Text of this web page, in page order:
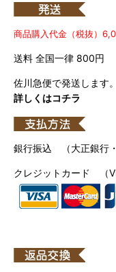
商品購入代金（税抜）
送料 全国一律 800円
佐川急便で発送します。
詳しくはコチラ
銀行振込 （大正銀行
クレジットカード （